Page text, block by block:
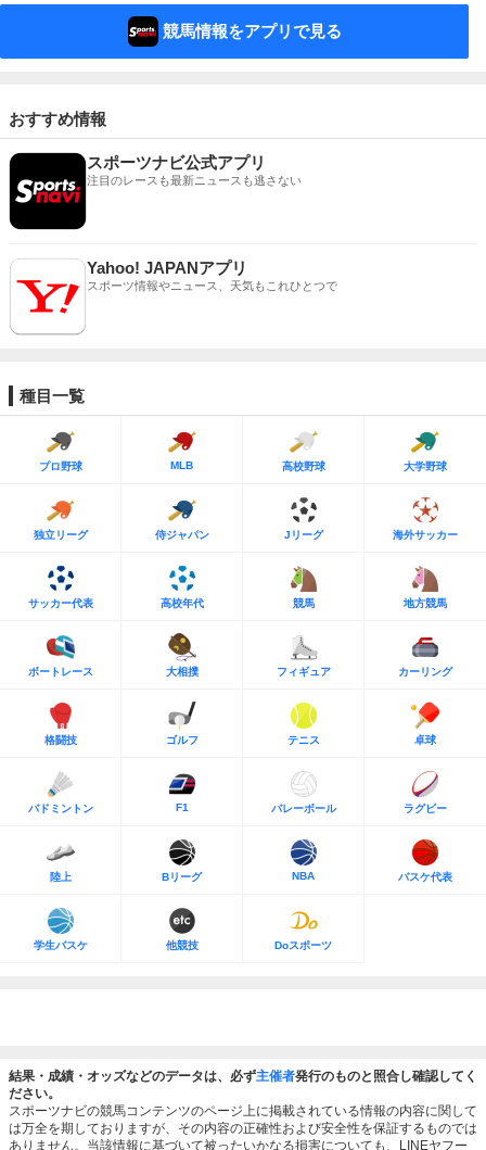
競馬情報をアプリで見る
おすすめ情報
スポーツナビ公式アプリ
注目のレースも最新ニュースも逃さない
Yahoo! JAPANアプリ
スポーツ情報やニュース、天気もこれひとつで
種目一覧
プロ野球 MLB 高校野球 大学野球
独立リーグ 侍ジャパン Jリーグ 海外サッカー
サッカー代表 高校年代 競馬 地方競馬
ボートレース 大相撲 フィギュア カーリング
格闘技 ゴルフ テニス 卓球
バドミントン F1 バレーボール ラグビー
陸上 Bリーグ NBA バスケ代表
学生バスケ 他競技 Doスポーツ
結果・成績・オッズなどのデータは、必ず主催者発行のものと照合し確認してく
ださい。
スポーツナビの競馬コンテンツのページ上に掲載されている情報の内容に関して
は万全を期しておりますが、その内容の正確性および安全性を保証するものでは
ありません。当該情報に基づいて被ったいかなる損害についても、LINEヤフー